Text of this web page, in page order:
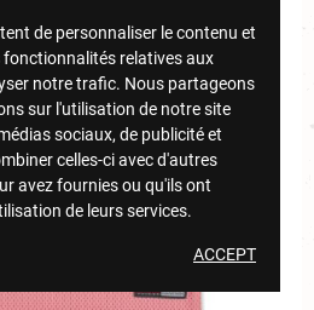
de personnaliser le contenu et
fonctionnalités relatives aux
notre trafic. Nous partageons
sur l'utilisation de notre site
sociaux, de publicité et
celles-ci avec d'autres
avez fournies ou qu'ils ont
de leurs services.
ACCEPT